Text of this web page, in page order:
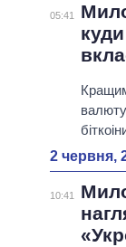
05:41
2 червня,
10:41